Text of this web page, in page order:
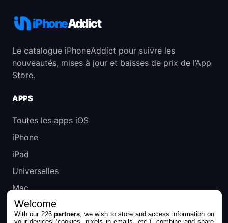
iPhoneAddict
Le catalogue iPhoneAddict pour suivre les
nouveautés, mises à jour et baisses de prix de l’App
Store.
APPS
Toutes les apps iOS
iPhone
iPad
Universelles
Mac
Apple TV
Welcome
With our 226partners , we wish to store and access information on
your devices (cookies, pixels in emails, etc.), combine and share